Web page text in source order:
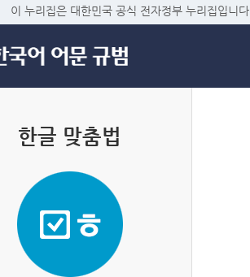
이 누리집은 대한민국 공식 전자정부 누리집입니다.
한글 맞춤법